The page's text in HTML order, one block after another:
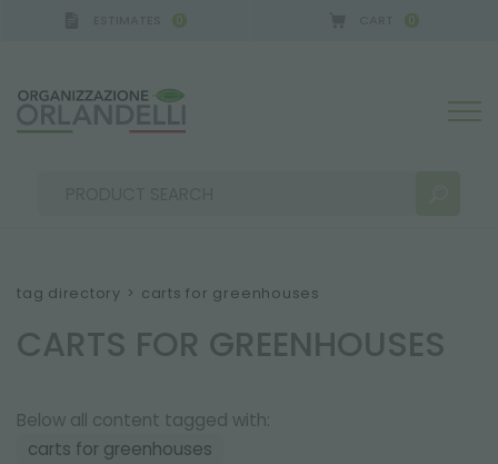
0 0
SEARCH RESULTS: Sort by:
tag directory > carts for greenhouses
CARTS FOR GREENHOUSES
Below all content tagged with:
carts for greenhouses